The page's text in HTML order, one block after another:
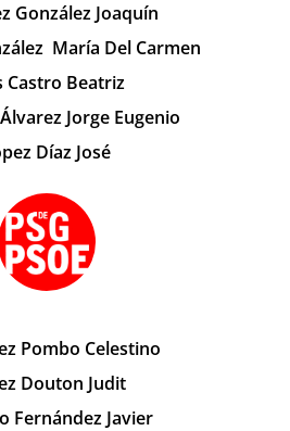
González Joaquín
María Del Carmen
Castro Beatriz
Jorge Eugenio
Díaz José
Pombo Celestino
Douton Judit
Fernández Javier